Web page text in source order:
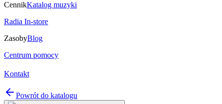
CennikKatalog muzyki
Radia In-store
ZasobyBlog
Centrum pomocy
Kontakt
Powrót do katalogu